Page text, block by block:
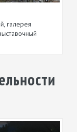
галерея